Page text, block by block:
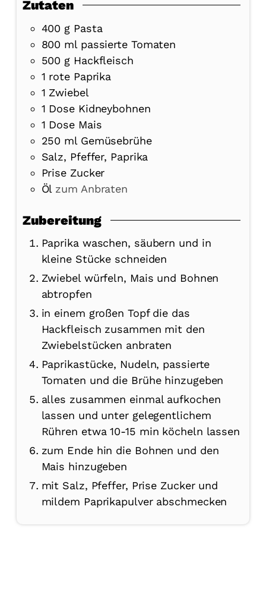
Zutaten
400 g Pasta
800 ml passierte Tomaten
500 g Hackfleisch
1 rote Paprika
1 Zwiebel
1 Dose Kidneybohnen
1 Dose Mais
250 ml Gemüsebrühe
Salz, Pfeffer, Paprika
Prise Zucker
Öl zum Anbraten
Zubereitung
Paprika waschen, säubern und in
kleine Stücke schneiden
Zwiebel würfeln, Mais und Bohnen
abtropfen
in einem großen Topf die das
Hackfleisch zusammen mit den
Zwiebelstücken anbraten
Paprikastücke, Nudeln, passierte
Tomaten und die Brühe hinzugeben
alles zusammen einmal aufkochen
lassen und unter gelegentlichem
Rühren etwa 10-15 min köcheln lassen
zum Ende hin die Bohnen und den
Mais hinzugeben
mit Salz, Pfeffer, Prise Zucker und
mildem Paprikapulver abschmecken